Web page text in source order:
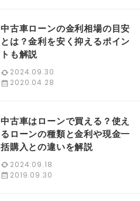
中古車ローンの金利相場の目安
とは？金利を安く抑えるポイン
トも解説
2024.09.30
2020.04.28
中古車はローンで買える？使え
るローンの種類と金利や現金一
括購入との違いを解説
2024.09.18
2019.09.30